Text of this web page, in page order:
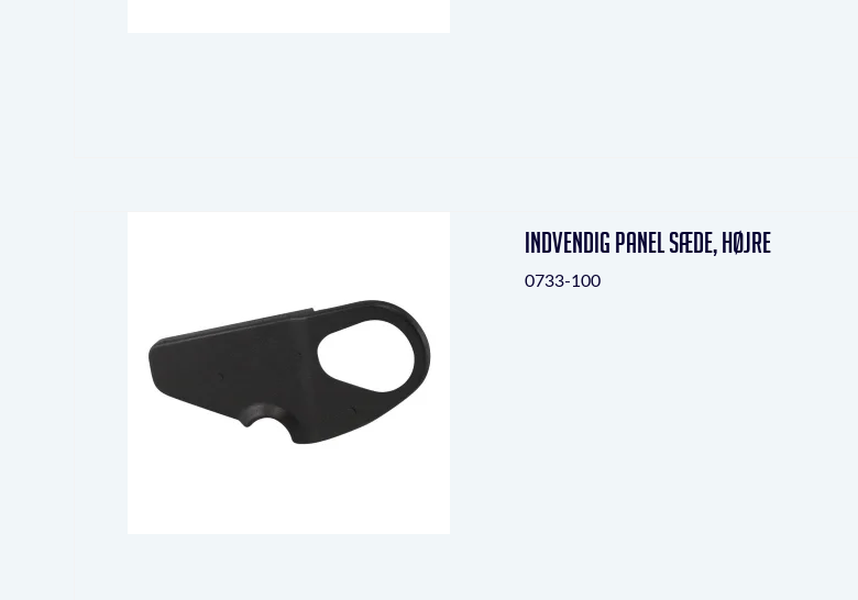
indvendig panel sæde, højre
0733-100